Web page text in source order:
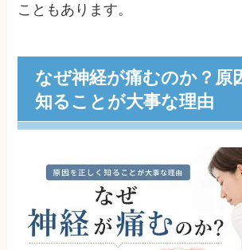
こともあります。
なぜ神経が痛むのか？原
知ることが大事な理由